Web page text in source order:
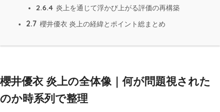
2.6.4 炎上を通じて浮かび上がる評価の再構築
2.7 櫻井優衣 炎上の経緯とポイント総まとめ
櫻井優衣 炎上の全体像｜何が問題視された
のか時系列で整理